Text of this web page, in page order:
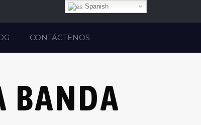
CONTÁCTENOS
BANDA
Spanish